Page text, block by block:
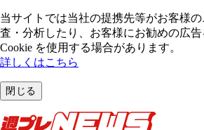
当サイトでは当社の提携先等がお客様
査・分析したり、お客様にお勧めの広
Cookie を使⽤する場合があります。
詳しくはこちら
閉じる